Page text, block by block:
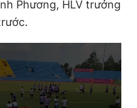
Phương, HLV trưởng